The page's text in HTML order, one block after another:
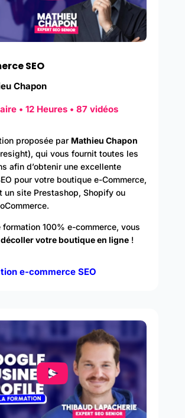
SEO
Chapon
• 12 Heures • 87 vidéos
proposée par Mathieu Chapon
qui vous fournit toutes les
afin d’obtenir une excellente
pour votre boutique e-Commerce,
un site Prestashop, Shopify ou
100% e-commerce, vous
votre boutique en ligne!
e-commerce SEO